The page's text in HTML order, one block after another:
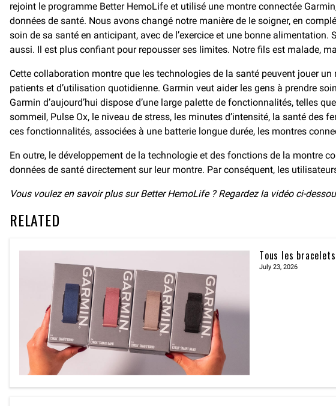
rejoint le programme Better HemoLife et utilisé une montre connectée
données de santé. Nous avons changé notre manière de le soigner, en
soin de sa santé en anticipant, avec de l’exercice et une bonne
aussi. Il est plus confiant pour repousser ses limites. Notre fils est malade,
Cette collaboration montre que les technologies de la santé peuvent jouer
patients et d’utilisation quotidienne. Garmin veut aider les gens à prendre
Garmin d’aujourd’hui dispose d’une large palette de fonctionnalités, telles
sommeil, Pulse Ox, le niveau de stress, les minutes d’intensité, la santé des
ces fonctionnalités, associées à une batterie longue durée, les montres
En outre, le développement de la technologie et des fonctions de la montre
données de santé directement sur leur montre. Par conséquent, les
Vous voulez en savoir plus sur Better HemoLife ? Regardez la vidéo ci-
RELATED
Tous les
July 23, 2026